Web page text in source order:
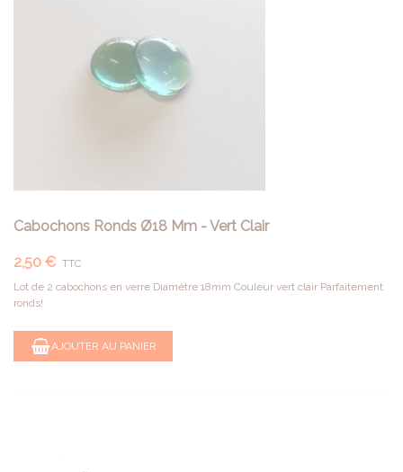
Cabochons Ronds Ø18 Mm - Vert Clair
2,50 € TTC
Lot de 2 cabochons en verre Diamètre 18mm Couleur vert clair Parfaitement
ronds!
AJOUTER AU PANIER